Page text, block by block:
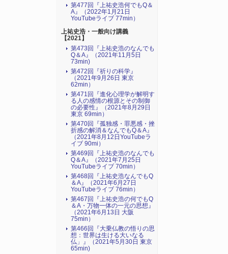
第477回『上祐史浩何でもQ＆
A』（2022年1月21日
YouTubeライブ 77min）
上祐史浩・一般向け講義
【2021】
第473回『上祐史浩のなんでも
Q＆A』（2021年11月5日
73min)
第472回『祈りの科学』
（2021年9月26日 東京
62min）
第471回『進化心理学が解明す
る人の感情の根源とその制御
の必要性』（2021年8月29日
東京 69min）
第470回『孤独感・罪悪感・挫
折感の解消＆なんでもQ＆A』
（2021年8月12日YouTubeラ
イブ 90mi）
第469回『上祐史浩のなんでも
Q＆A』（2021年7月25日
YouTubeライブ 70min）
第468回『上祐史浩なんでもQ
＆A』（2021年6月27日
YouTubeライブ 76min）
第467回『上祐史浩の何でもQ
＆A・万物一体の一元の思想』
（2021年6月13日 大阪
75min）
第466回『大乗仏教の悟りの思
想：世界は生ける大いなる
仏」』（2021年5月30日 東京
65min)